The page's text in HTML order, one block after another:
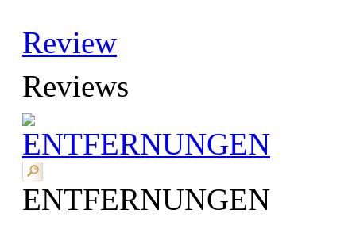
Review
Reviews
ENTFERNUNGEN